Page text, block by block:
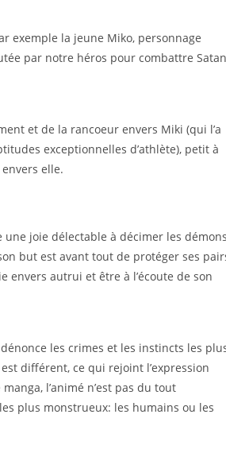
exemple la jeune Miko, personnage
par notre héros pour combattre Satan
et de la rancoeur envers Miki (qui l’a
exceptionnelles d’athlète), petit à
elle.
joie délectable à décimer les
but est avant tout de protéger ses
envers autrui et être à l’écoute de son
les crimes et les instincts les
différent, ce qui rejoint l’expression
l’animé n’est pas du tout
plus monstrueux: les humains ou les